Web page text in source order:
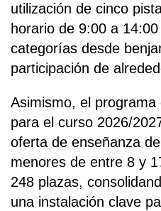
utilización de cinco
horario de 9:00 a
categorías desde
participación de
Asimismo, el programa
para el curso 2026/
oferta de enseñanza
menores de entre 8 y
248 plazas,
una instalación clave